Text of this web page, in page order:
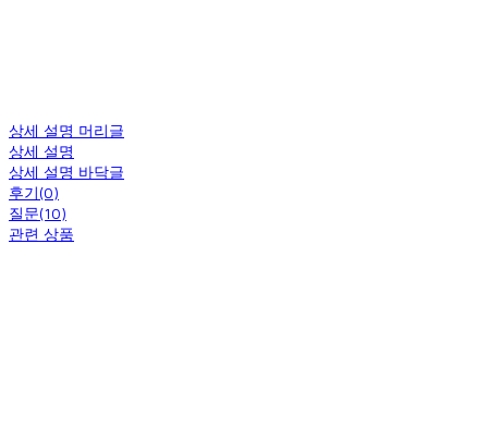
상세 설명 머리글
상세 설명
상세 설명 바닥글
후기(0)
질문(10)
관련 상품